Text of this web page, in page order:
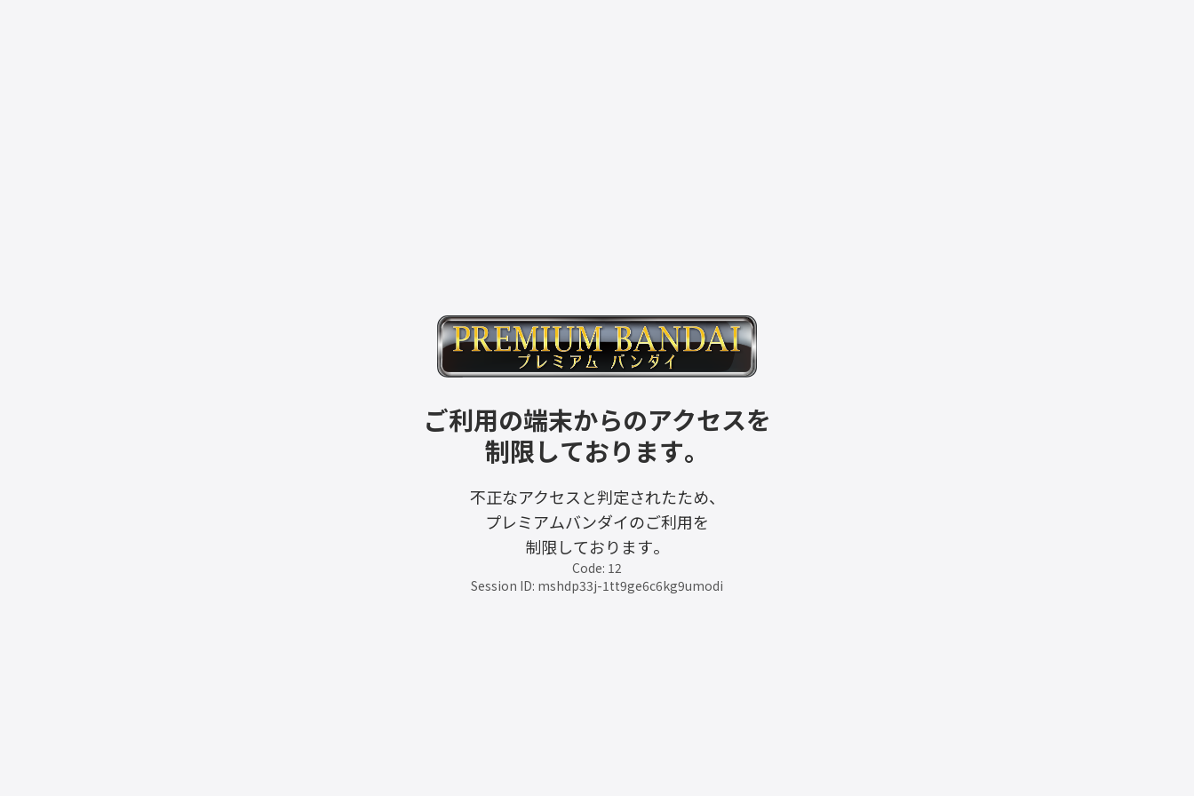
ご利用の端末からのアクセスを
制限しております。
不正なアクセスと判定されたため、
プレミアムバンダイのご利用を
制限しております。
Code: 12
Session ID: mshdp33j-1tt9ge6c6kg9umodi